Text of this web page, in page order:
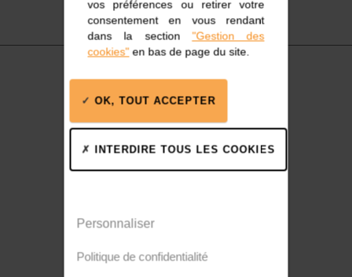
Accastillage marin
vos préférences ou retirer votre
consentement en vous rendant
dans la section"Gestion des
cookies"en bas de page du site.
OK, TOUT ACCEPTER
INTERDIRE TOUS LES COOKIES
Personnaliser
Politique de confidentialité